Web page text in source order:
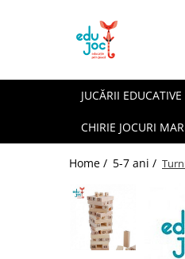
Alege Vârsta
JUCĂRII EDUCATIVE
CHIRIE JOCURI
Home / 5-7 ani /